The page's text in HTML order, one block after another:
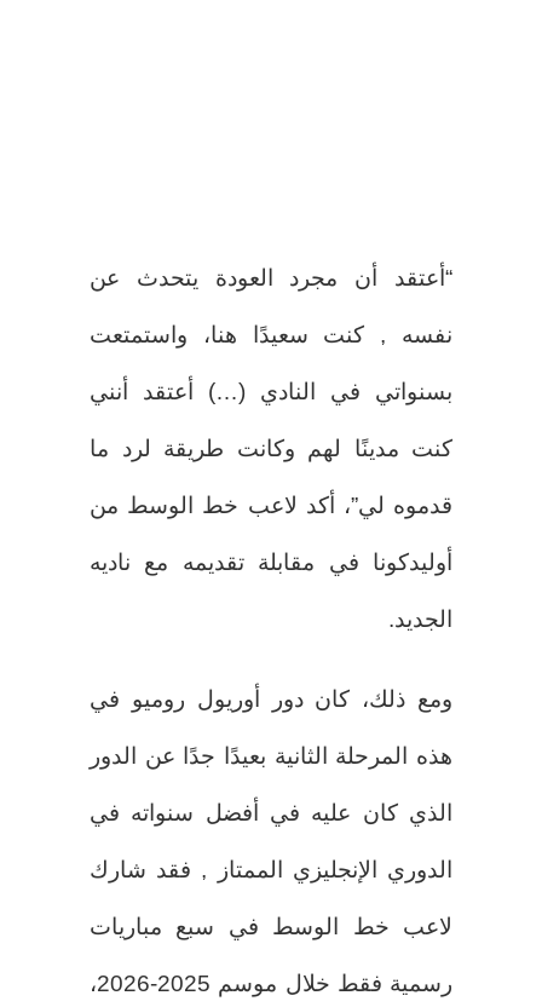
“أعتقد أن مجرد العودة يتحدث عن
نفسه , كنت سعيدًا هنا، واستمتعت
بسنواتي في النادي (…) أعتقد أنني
كنت مدينًا لهم وكانت طريقة لرد ما
قدموه لي”، أكد لاعب خط الوسط من
أوليدكونا في مقابلة تقديمه مع ناديه
الجديد.
ومع ذلك، كان دور أوريول روميو في
هذه المرحلة الثانية بعيدًا جدًا عن الدور
الذي كان عليه في أفضل سنواته في
الدوري الإنجليزي الممتاز , فقد شارك
لاعب خط الوسط في سبع مباريات
رسمية فقط خلال موسم 2025-2026،